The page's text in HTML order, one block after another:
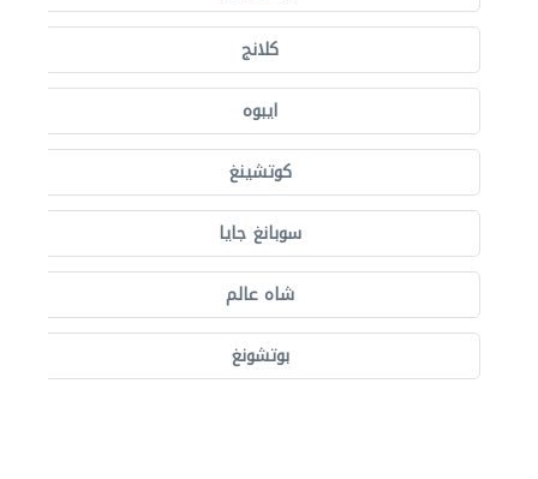
كلانج
ايبوه
كوتشينغ
سوبانغ جايا
شاه عالم
بوتشونغ